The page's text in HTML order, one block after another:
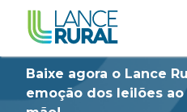
Baixe agora o Lance
emoção dos leilões